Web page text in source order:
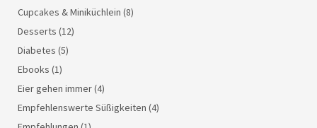
Cupcakes & Miniküchlein (8)
Desserts (12)
Diabetes (5)
Ebooks (1)
Eier gehen immer(4)
Empfehlenswerte Süßigkeiten (4)